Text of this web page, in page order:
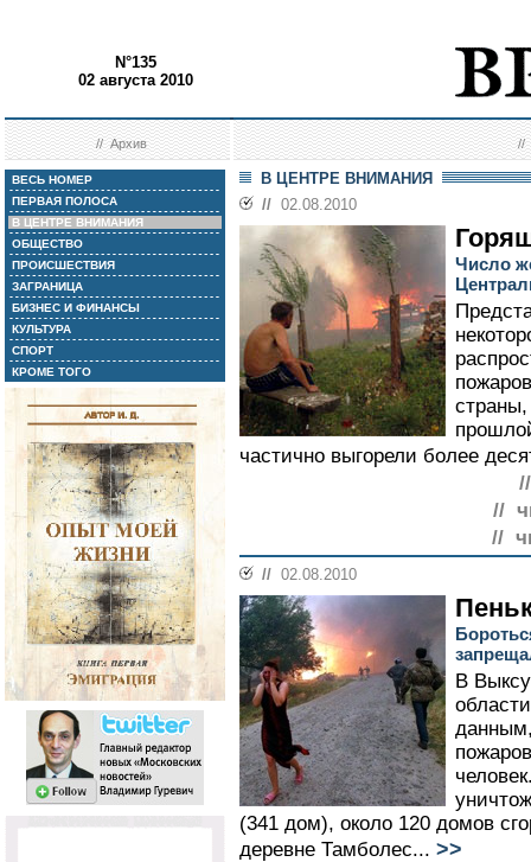
N°135
02 августа 2010
//Архив //
ВЕСЬ НОМЕР
ПЕРВАЯ ПОЛОСА
В ЦЕНТРЕ ВНИМАНИЯ
ОБЩЕСТВО
ПРОИСШЕСТВИЯ
ЗАГРАНИЦА
БИЗНЕС И ФИНАНСЫ
КУЛЬТУРА
СПОРТ
КРОМЕ ТОГО
В ЦЕНТРЕ ВНИМАНИЯ
// 02.08.2010
Число
страны,
частично выгорели более
//
//
// 02.08.2010
В
(341 дом), около 120 домов
деревне Тамболес... >>